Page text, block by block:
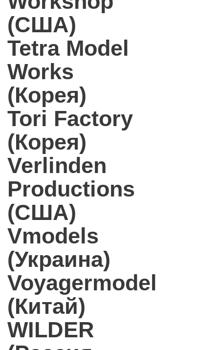
(США)
Tetra Model
Works
(Корея)
Tori Factory
(Корея)
Verlinden
Productions
(США)
Vmodels
(Украина)
Voyagermodel
(Китай)
WILDER